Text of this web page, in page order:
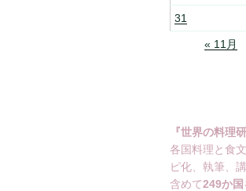
31
« 11月
『世界の料理
各国料理と食
ピ化、執筆、
含めて249か国